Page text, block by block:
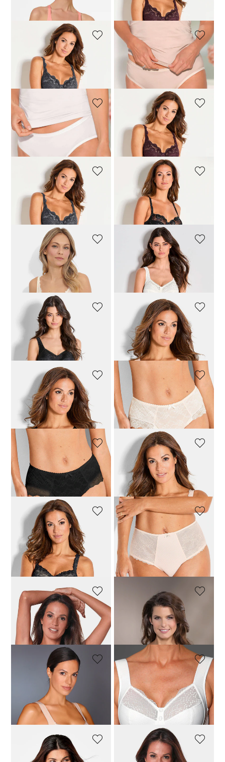
59,95 €
10,36 €
12,95 €
Hüftslip aus femininer Spitze
10,36 €
12,95 €
SYLVIA SPEIDEL
Minimalistischer Taillenslip
15,96 €
19,95 €
SYLVIA SPEIDEL
Minimalistischer Taillenslip
15,96 €
SASSA
Spitzen-BH mit Bügel
19,96 €
24,95 €
Spitzen-BH mit Bügel
19,96 €
24,95 €
CONTURELLE
Bügel-BH mit floraler Stickerei
75,96 €94,95 €
49,95 €
Figurformender Body ohne Bügel
79,96 €99,95 €
Figurformender Body ohne Bügel
79,96 €
99,95 €
ROSA FAIA
Bügelloser BH mit Spitze
63,96 €79,95 €
ROSA FAIA
Bügelloser BH mit Spitze
63,96 €79,95 €
ROSA FAIA
Taillenslip aus floraler Spitze
31,96 € 39,95 €
ROSA FAIA
Taillenslip aus floraler Spitze
31,96 €
ROSA FAIA
Soft-BH aus Charmeuse und Spitze
47,96 €59,95 €
ROSA FAIA
Soft-BH aus Charmeuse und Spitze
47,96 €59,95 €
ROSA FAIA
27,96 €34,95 €
30-Tage-Bestpreis**: 34,95 €
TRIUMPH
Stützender BH ohne Bügel
43,96 €54,95 €
Stützender BH ohne Bügel
54,95 €
Spitzen-BH mit Bügel
59,95 €
ANITA
Entlastungs-BH mit Spitze
55,96 €
69,95 €
30-Tage-Bestpreis**: 69,95 € (-20%)